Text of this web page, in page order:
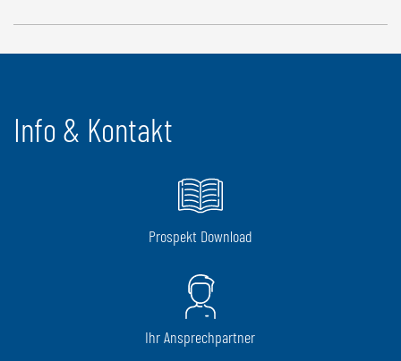
Info & Kontakt
Prospekt Download
Ihr Ansprechpartner